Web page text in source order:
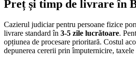
Preț și timp de livrare în
Cazierul judiciar pentru persoane fizice
livrare standard în 3-5 zile lucrătoare.
opțiunea de procesare prioritară. Costul
depunerea cererii prin împuternicire,